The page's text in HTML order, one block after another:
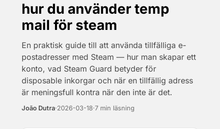
hur du använder temp
mail för steam
En praktisk guide till att använda tillfälliga e-
postadresser med Steam — hur man skapar ett
konto, vad Steam Guard betyder för
disposable inkorgar och när en tillfällig adress
är meningsfull kontra när den inte är det.
João Dutra·2026-03-18·7 min läsning